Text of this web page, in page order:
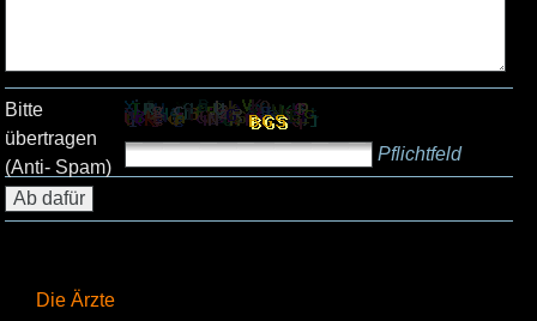
Die Ärzte
Bitte
übertragen
(Anti- Spam)
Pflichtfeld